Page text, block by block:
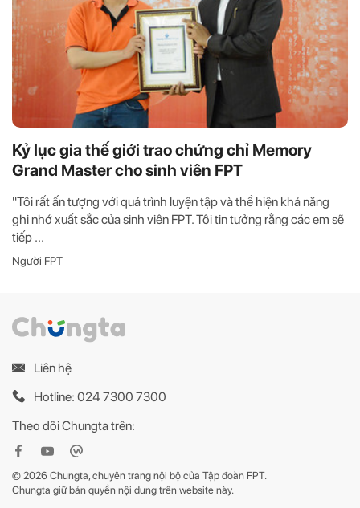
Kỷ lục gia thế giới trao chứng chỉ Memory
Grand Master cho sinh viên FPT
"Tôi rất ấn tượng với quá trình luyện tập và thể hiện khả năng
ghi nhớ xuất sắc của sinh viên FPT. Tôi tin tưởng rằng các em sẽ
tiếp ...
Người FPT
Liên hệ
Hotline: 024 7300 7300
Theo dõi Chungta trên:
© 2026 Chungta, chuyên trang nội bộ của Tập đoàn FPT.
Chungta giữ bản quyền nội dung trên website này.